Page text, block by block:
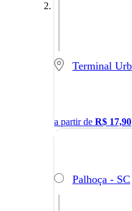
a partir de R$ 17,90
Palhoça - SC